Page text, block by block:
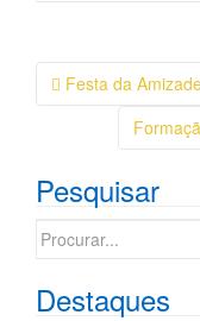
Postagem
Festa da
Pesquisar
Search
Destaques